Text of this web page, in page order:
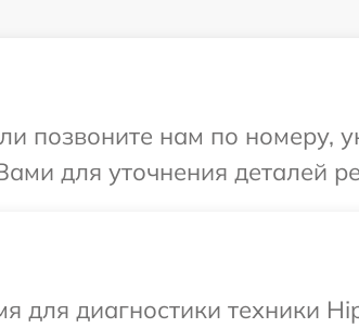
позвоните нам по номеру,
для уточнения деталей
для диагностики техники